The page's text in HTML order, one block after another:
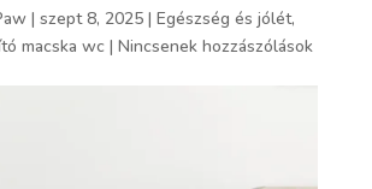
| szept 8, 2025| Egészség és jólét,
macska wc| Nincsenek hozzászólások